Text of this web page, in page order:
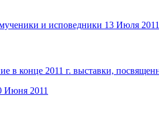
и исповедники 13 Июля 2011
в конце 2011 г. выставки,
Июня 2011